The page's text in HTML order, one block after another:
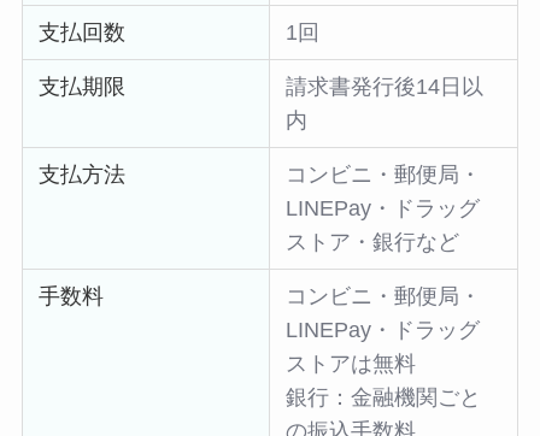
支払回数 1回
支払期限
請求書発行後14日以
内
支払方法
コンビニ・郵便局・
LINEPay・ドラッグ
ストア・銀行など
手数料
コンビニ・郵便局・
LINEPay・ドラッグ
ストアは無料
銀行：金融機関ごと
の振込手数料